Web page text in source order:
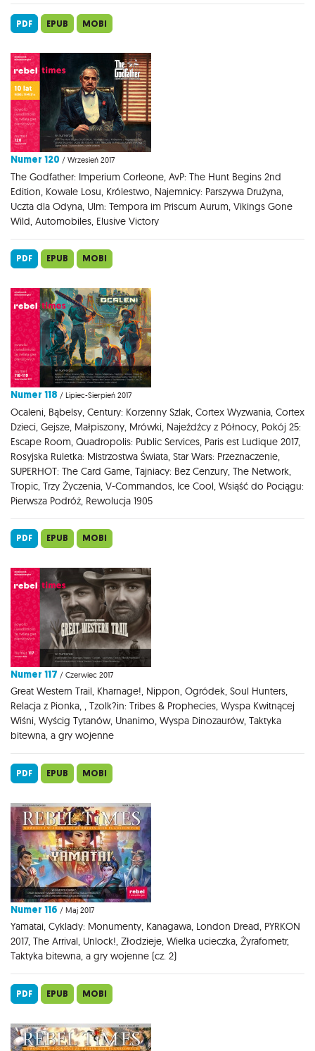
PDF EPUB MOBI
Numer 120 / Wrzesień 2017
The Godfather: Imperium Corleone, AvP: The Hunt Begins 2nd
Edition, Kowale Losu, Królestwo, Najemnicy: Parszywa Drużyna,
Uczta dla Odyna, Ulm: Tempora im Priscum Aurum, Vikings Gone
Wild, Automobiles, Elusive Victory
PDF EPUB MOBI
Numer 118 / Lipiec-Sierpień 2017
Ocaleni, Bąbelsy, Century: Korzenny Szlak, Cortex Wyzwania, Cortex
Dzieci, Gejsze, Małpiszony, Mrówki, Najeźdźcy z Północy, Pokój 25:
Escape Room, Quadropolis: Public Services, Paris est Ludique 2017,
Rosyjska Ruletka: Mistrzostwa Świata, Star Wars: Przeznaczenie,
SUPERHOT: The Card Game, Tajniacy: Bez Cenzury, The Network,
Tropic, Trzy Życzenia, V-Commandos, Ice Cool, Wsiąść do Pociągu:
Pierwsza Podróż, Rewolucja 1905
PDF EPUB MOBI
Numer 117 / Czerwiec 2017
Great Western Trail, Kharnage!, Nippon, Ogródek, Soul Hunters,
Relacja z Pionka, , Tzolk?in: Tribes & Prophecies, Wyspa Kwitnącej
Wiśni, Wyścig Tytanów, Unanimo, Wyspa Dinozaurów, Taktyka
bitewna, a gry wojenne
PDF EPUB MOBI
Numer 116 / Maj 2017
Yamatai, Cyklady: Monumenty, Kanagawa, London Dread, PYRKON
2017, The Arrival, Unlock!, Złodzieje, Wielka ucieczka, Żyrafometr,
Taktyka bitewna, a gry wojenne (cz. 2)
PDF EPUB MOBI